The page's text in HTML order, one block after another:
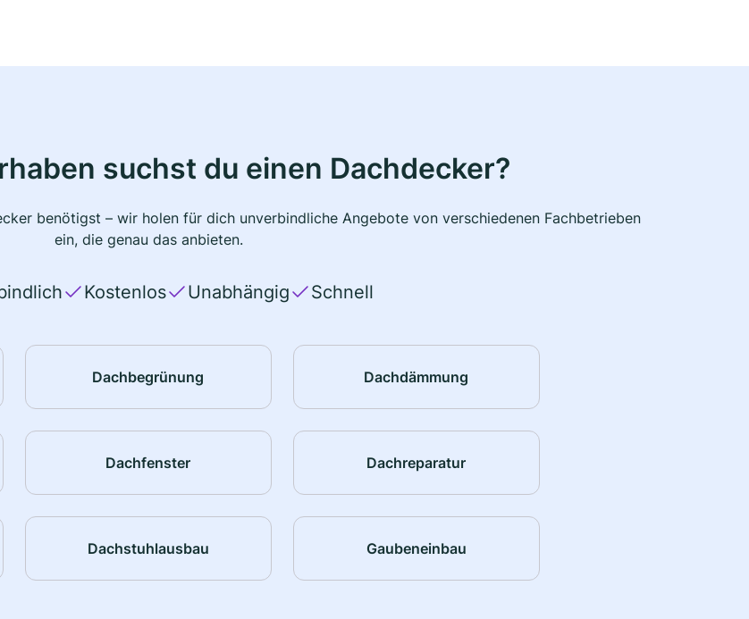
suchst du einen Dachdecker?
benötigst – wir holen für dich unverbindliche Angebote von verschiedenen Fachbetrieben
ein, die genau das anbieten.
Kostenlos Unabhängig Schnell
Dachbegrünung Dachdämmung
Dachfenster Dachreparatur
Dachstuhlausbau Gaubeneinbau